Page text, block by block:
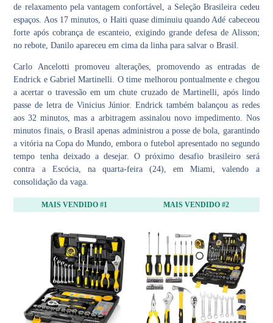
de relaxamento pela vantagem confortável, a Seleção Brasileira cedeu
espaços. Aos 17 minutos, o Haiti quase diminuiu quando Adé cabeceou
forte após cobrança de escanteio, exigindo grande defesa de Alisson;
no rebote, Danilo apareceu em cima da linha para salvar o Brasil.
Carlo Ancelottipromoveu alterações, promovendo as entradas de
Endrick e Gabriel Martinelli. O time melhorou pontualmente e chegou
a acertar o travessão em um chute cruzado de Martinelli, após lindo
passe de letra de Vinicius Júnior. Endrick também balançou as redes
aos 32 minutos, mas a arbitragem assinalou novo impedimento. Nos
minutos finais, oBrasilapenas administrou a posse de bola, garantindo
a vitória na Copa do Mundo, embora o futebolapresentado no segundo
tempo tenha deixado a desejar. O próximo desafio brasileiro será
contra a Escócia, na quarta-feira (24), em Miami, valendo a
consolidação da vaga.
MAIS VENDIDO #1 MAIS VENDIDO #2